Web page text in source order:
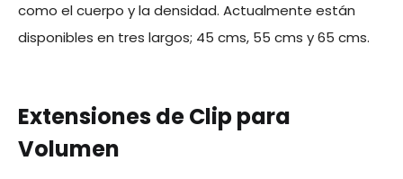
como el cuerpo y la densidad. Actualmente están
disponibles en tres largos; 45 cms, 55 cms y 65 cms.
Extensiones de Clip para
Volumen